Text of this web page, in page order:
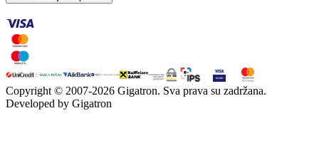
Copyright © 2007-2026 Gigatron. Sva prava su zadržana.
Developed by Gigatron